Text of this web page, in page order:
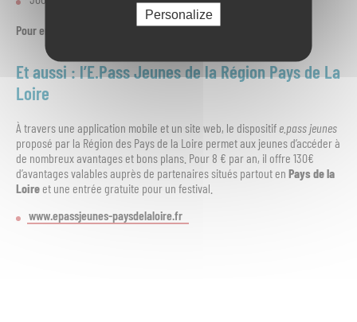
Pour en bénéficier, rendez-vous surl’application pass Culture
Et aussi : l’E.Pass Jeunes de la Région Pays de La
Loire
À travers une application mobile et un site web, le dispositif e.pass jeunes
proposé par la Région des Pays de la Loire permet aux jeunes d’accéder à
de nombreux avantages et bons plans. Pour 8 € par an, il offre 130€
d’avantages valables auprès de partenaires situés partout en Pays de la
Loire et une entrée gratuite pour un festival.
www.epassjeunes-paysdelaloire.fr
Personalize